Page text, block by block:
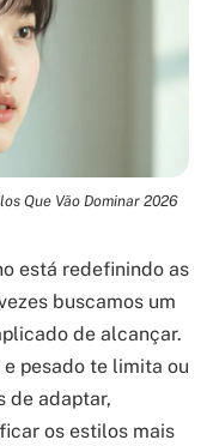
Que Vão Dominar 2026
está redefinindo as
buscamos um
de alcançar.
pesado te limita ou
de adaptar,
os estilos mais